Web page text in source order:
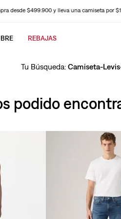
desde $499.900 y lleva una camiseta por
REBAJAS
Camiseta-
podido